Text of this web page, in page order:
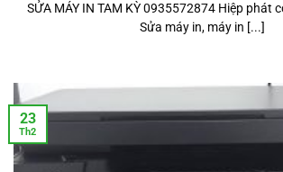
SỬA MÁY IN TAM KỲ 0935572874 Hiệp phát
Sửa máy in, máy in [...]
23
Th2